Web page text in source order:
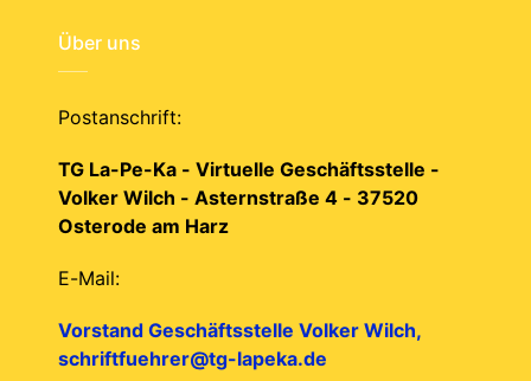
Über uns
Postanschrift:
TG La-Pe-Ka - Virtuelle Geschäftsstelle -
Volker Wilch - Asternstraße 4 - 37520
Osterode am Harz
E-Mail:
Vorstand Geschäftsstelle Volker Wilch,
schriftfuehrer@tg-lapeka.de